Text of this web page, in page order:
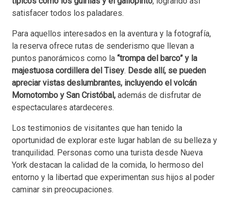
satisfacer todos los paladares.
Para aquellos interesados en la aventura y la fotografía,
la reserva ofrece rutas de senderismo que llevan a
puntos panorámicos como la “trompa del barco” y la
majestuosa cordillera del Tisey. Desde allí, se pueden
apreciar vistas deslumbrantes, incluyendo el volcán
Momotombo y San Cristóbal, además de disfrutar de
espectaculares atardeceres.
Los testimonios de visitantes que han tenido la
oportunidad de explorar este lugar hablan de su belleza y
tranquilidad. Personas como una turista desde Nueva
York destacan la calidad de la comida, lo hermoso del
entorno y la libertad que experimentan sus hijos al poder
caminar sin preocupaciones.